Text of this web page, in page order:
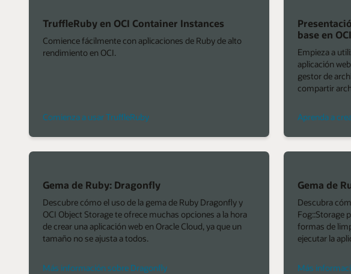
TruffleRuby en OCI Container Instances
Comience fácilmente con aplicaciones de Ruby de alto
rendimiento en OCI.
Comienza a usar TruffleRuby
base en OCI
Empieza a
aplicación
gestor de
compartir
Aprenda a
Gema de Ruby: Dragonfly
Descubre cómo el uso de la gema de Ruby Dragonfly y
OCI Object Storage te ofrece muchas opciones a la hora
de crear una aplicación web en Oracle Cloud, ya que un
tamaño no se ajusta a todos.
Más información sobre Dragonfly
Gema de
Descubra
Fog::Storage
formas de
ejecutar la
Más